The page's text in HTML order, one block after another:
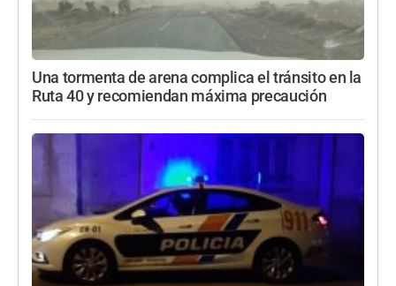
Una tormenta de arena complica el tránsito en la
Ruta 40 y recomiendan máxima precaución